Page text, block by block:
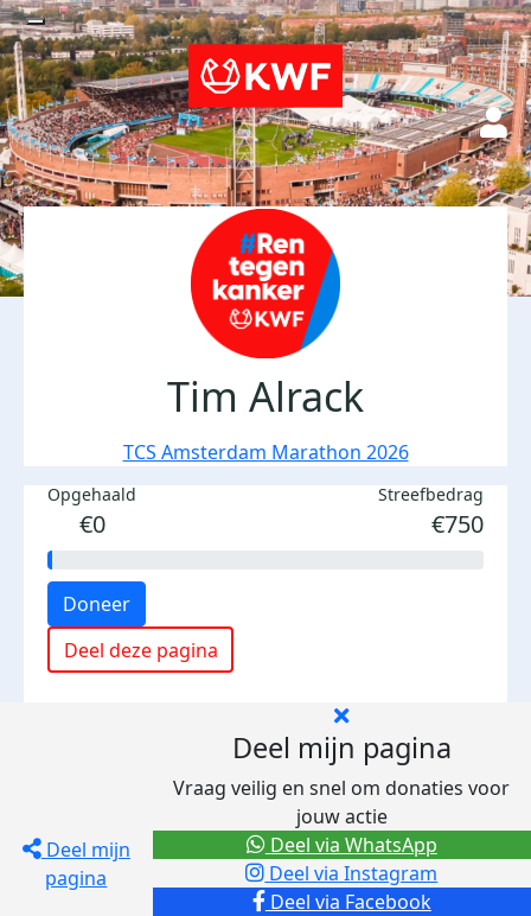
Tim Alrack
TCS Amsterdam Marathon 2026
Opgehaald
€0
Streefbedrag
€750
Doneer
Deel deze pagina
Deel mijn
pagina
Deel mijn pagina
Vraag veilig en snel om donaties voor
jouw actie
Deel via Facebook
Deel via Instagram
Deel via WhatsApp